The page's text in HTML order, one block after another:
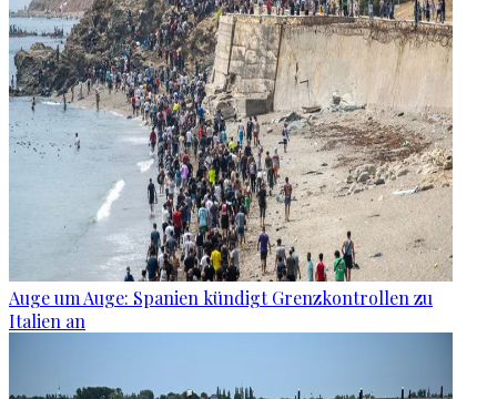
Auge um Auge: Spanien kündigt Grenzkontrollen zu
Italien an